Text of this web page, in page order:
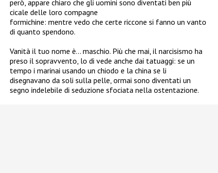
però, appare chiaro che gli uomini sono diventati ben più
cicale delle loro compagne
formichine: mentre vedo che certe riccone si fanno un vanto
di quanto spendono.
Vanità il tuo nome è… maschio. Più che mai, il narcisismo ha
preso il sopravvento, lo di vede anche dai tatuaggi: se un
tempo i marinai usando un chiodo e la china se li
disegnavano da soli sulla pelle, ormai sono diventati un
segno indelebile di seduzione sfociata nella ostentazione.